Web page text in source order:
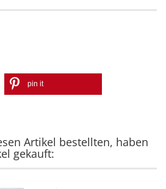
pin it
Artikel bestellten, haben
gekauft: